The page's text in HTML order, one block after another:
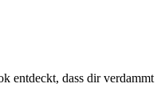
entdeckt, dass dir verdammt